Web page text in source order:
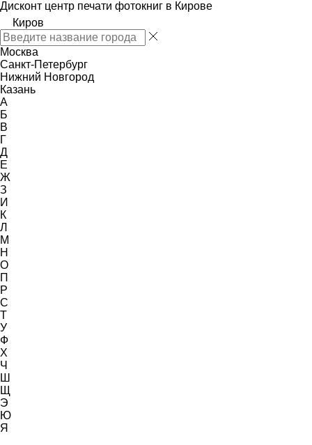
Дисконт центр печати фотокниг в Кирове
Киров
Москва
Санкт-Петербург
Нижний Новгород
Казань
А
Б
В
Г
Д
Е
Ж
З
И
К
Л
М
Н
О
П
Р
С
Т
У
Ф
Х
Ч
Ш
Щ
Э
Ю
Я